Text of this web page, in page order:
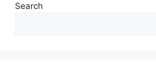
Search